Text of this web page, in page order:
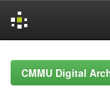
navigationCMMU Digital